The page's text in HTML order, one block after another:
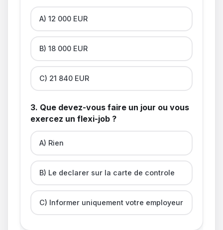
A) 12 000 EUR
B) 18 000 EUR
C) 21 840 EUR
3. Que devez-vous faire un jour ou vous
exercez un flexi-job ?
A) Rien
B) Le declarer sur la carte de controle
C) Informer uniquement votre employeur